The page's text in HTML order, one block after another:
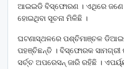
ଆଇଇଡି ବିସ୍ଫୋରଣ । ଏଥିରେ
ହୋଇଥିବା ସୂଚନା ମିଳିଛି ।
ଘଟଣାସ୍ଥଳରେ ପଶ୍ଚିମାଞ୍ଚଳ
ପହଞ୍ଚିଛନ୍ତି । ବିସ୍ଫୋରକ ସାମଗ୍ରୀ
ସର୍ଚ୍ଚ ଅପରେସନ୍‌ ଜାରି ରହିଛି ।